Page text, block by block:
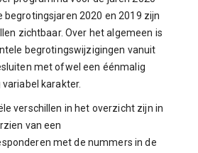
begrotingsjaren 2020 en 2019 zijn
zichtbaar. Over het algemeen is
begrotingswijzigingen vanuit
met ofwel een éénmalig
karakter.
verschillen in het overzicht zijn in
van een
met de nummers in de